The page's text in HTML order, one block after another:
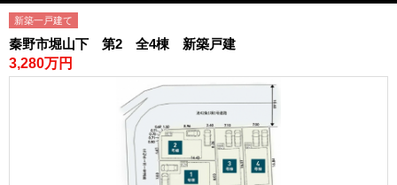
新築一戸建て
秦野市堀山下 第2 全4棟 新築戸建
3,280万円